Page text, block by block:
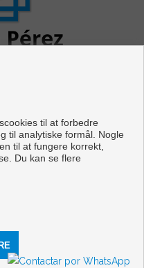
RING
til at forbedre
til analytiske formål. Nogle
til at fungere korrekt,
Du kan se flere